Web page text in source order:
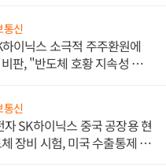
통신
이닉스 소극적 주주환원에
판, "반도체 호황 지속성 의
통신
SK하이닉스 중국 공장용 현
장비 시험, 미국 수출통제 대